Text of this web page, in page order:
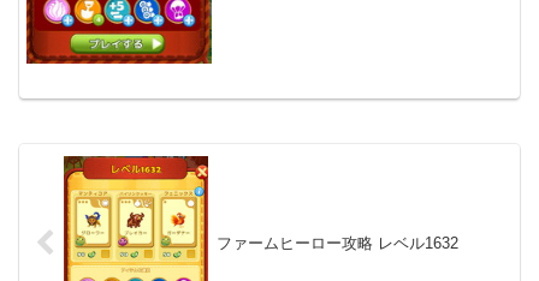
ファームヒーロー攻略 レベル1632